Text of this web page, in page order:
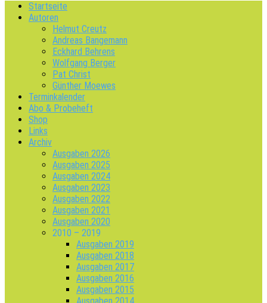
Startseite
Autoren
Helmut Creutz
Andreas Bangemann
Eckhard Behrens
Wolfgang Berger
Pat Christ
Günther Moewes
Terminkalender
Abo & Probeheft
Shop
Links
Archiv
Ausgaben 2026
Ausgaben 2025
Ausgaben 2024
Ausgaben 2023
Ausgaben 2022
Ausgaben 2021
Ausgaben 2020
2010 – 2019
Ausgaben 2019
Ausgaben 2018
Ausgaben 2017
Ausgaben 2016
Ausgaben 2015